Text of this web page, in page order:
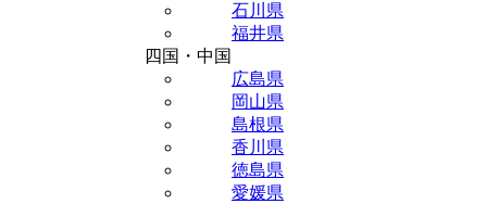
石川県
福井県
四国・中国
広島県
岡山県
島根県
香川県
徳島県
愛媛県